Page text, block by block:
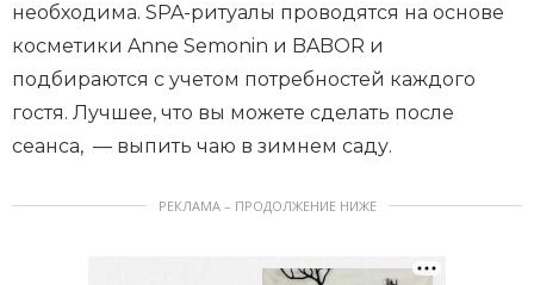
необходима. SPA-ритуалы проводятся на основе
косметики Annе Semonin и BABOR и
подбираются с учетом потребностей каждого
гостя. Лучшее, что вы можете сделать после
сеанса, — выпить чаю в зимнем саду.
РЕКЛАМА – ПРОДОЛЖЕНИЕ НИЖЕ